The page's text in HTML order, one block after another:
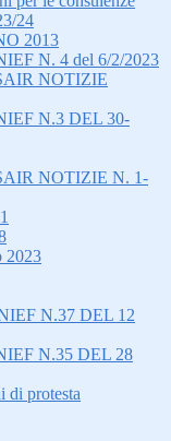
24
2013
N. 4 del 6/2/2023
NOTIZIE
N.3 DEL 30-
NOTIZIE N. 1-
2023
N.37 DEL 12
N.35 DEL 28
di protesta